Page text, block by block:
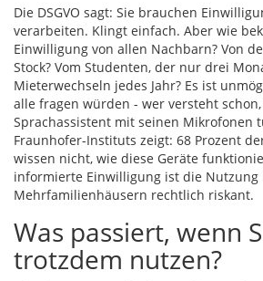
Die DSGVO sagt: Sie brauchen
verarbeiten. Klingt einfach. Aber wie
Einwilligung von allen Nachbarn? Von
Stock? Vom Studenten, der nur drei
Mieterwechseln jedes Jahr? Es ist
alle fragen würden - wer versteht
Sprachassistent mit seinen Mikrofonen
Fraunhofer-Instituts zeigt: 68 Prozent
wissen nicht, wie diese Geräte
informierte Einwilligung ist die Nutzung
Mehrfamilienhäusern rechtlich riskant.
Was passiert, wenn
trotzdem nutzen?